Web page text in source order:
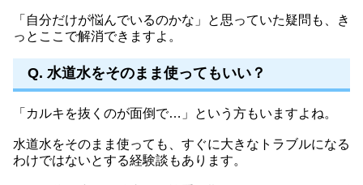
「自分だけが悩んでいるのかな」と思っていた疑問も、き
っとここで解消できますよ。
Q. 水道水をそのまま使ってもいい？
「カルキを抜くのが面倒で…」という方もいますよね。
水道水をそのまま使っても、すぐに大きなトラブルになる
わけではないとする経験談もあります。